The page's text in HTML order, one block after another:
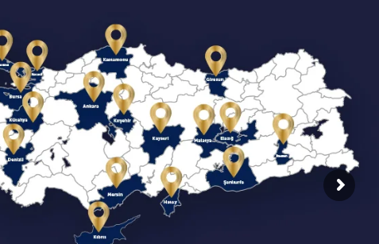
SON EKLENENLER
Dershane Fiyatlarının Farklı Olmasının
Sebebi Nedir?
Çocuklarda Sosyal Becerilerin
Geliştirilmesi: Oyun ve Etkinlik Önerileri